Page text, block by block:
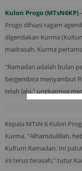
Kulon Progo (MTsN6KP)
Progo dihiasi ragam
digendakan Kurma
madrasah, Kurma
"Ramadan adalah bulan
bergembira menyambut
telah lalu," ungkapnya
Kepala MTsN 6 Kulon
Kurma. "Alhamdulillah,
Kultum Ramadan. Ini
ini terus terasah," tutur